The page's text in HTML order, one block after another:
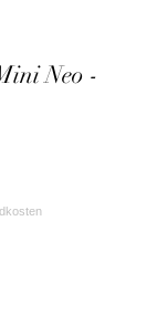
Neo -